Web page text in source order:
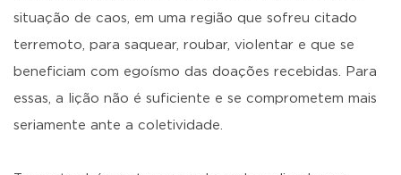
situação de caos, em uma região que sofreu citado
terremoto, para saquear, roubar, violentar e que se
beneficiam com egoísmo das doações recebidas. Para
essas, a lição não é suficiente e se comprometem mais
seriamente ante a coletividade.